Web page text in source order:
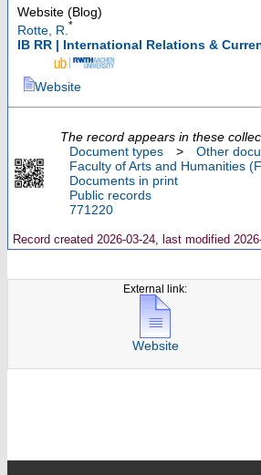
Website (Blog)
Rotte, R. *
IB RR | International Relations &
Website
The record appears in these
Document types
> Other
Faculty of Arts and Humanities
Documents in print
Public records
771220
Record created 2026-03-24, last modified
External link:
Website